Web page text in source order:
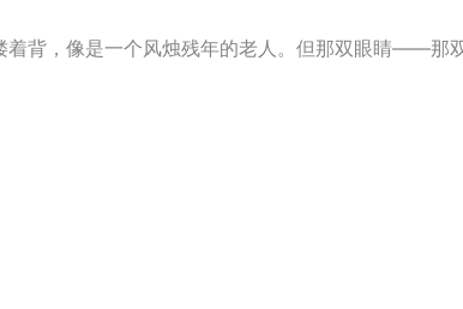
背，像是一个风烛残年的老人。但那双眼睛——那